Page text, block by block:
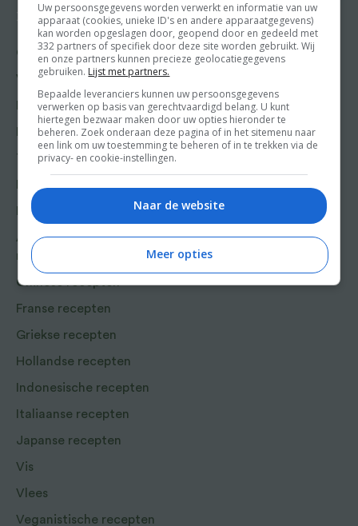
Recepten
Gangen
Voorgerecht
Hoofdgerecht
Nagerecht
Tussengerecht
Bakrecepten
Aziatische en Oosterse
recepten
Chinese recepten
Franse recepten
Griekse recepten
Hollandse recepten
Indonesische recepten
Italiaanse recepten
Japanse recepten
Vis
Vlees
Veganistische recepten
Meer van Food and
Friends
Shop
Food & Travel
Friends
Kooktips
Uw persoonsgegevens worden verwerkt en informatie van uw
apparaat (cookies, unieke ID's en andere apparaatgegevens)
kan worden opgeslagen door, geopend door en gedeeld met
332 partners of specifiek door deze site worden gebruikt. Wij
en onze partners kunnen precieze geolocatiegegevens
gebruiken. Lijst met partners.
Bepaalde leveranciers kunnen uw persoonsgegevens
verwerken op basis van gerechtvaardigd belang. U kunt
hiertegen bezwaar maken door uw opties hieronder te
beheren. Zoek onderaan deze pagina of in het sitemenu naar
een link om uw toestemming te beheren of in te trekken via de
privacy- en cookie-instellingen.
Naar de website
Meer opties